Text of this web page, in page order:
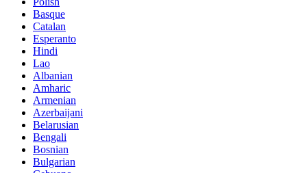
Basque
Catalan
Esperanto
Hindi
Lao
Albanian
Amharic
Armenian
Azerbaijani
Belarusian
Bengali
Bosnian
Bulgarian